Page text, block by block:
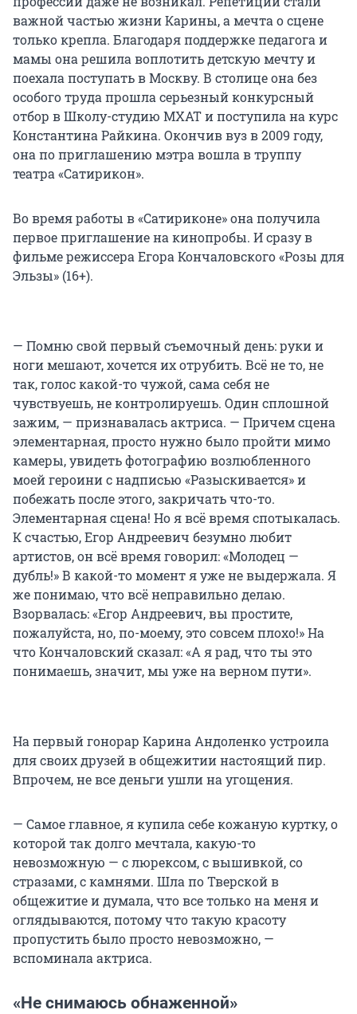
важной частью жизни Карины, а мечта о сцене
только крепла. Благодаря поддержке педагога и
мамы она решила воплотить детскую мечту и
поехала поступать в Москву. В столице она без
особого труда прошла серьезный конкурсный
отбор в Школу-студию МХАТ и поступила на курс
Константина Райкина. Окончив вуз в 2009 году,
она по приглашению мэтра вошла в труппу
театра «Сатирикон».
Во время работы в «Сатириконе» она получила
первое приглашение на кинопробы. И сразу в
фильме режиссера Егора Кончаловского «Розы для
Эльзы» (16+).
— Помню свой первый съемочный день: руки и
ноги мешают, хочется их отрубить. Всё не то, не
так, голос какой-то чужой, сама себя не
чувствуешь, не контролируешь. Один сплошной
зажим, — признавалась актриса. — Причем сцена
элементарная, просто нужно было пройти мимо
камеры, увидеть фотографию возлюбленного
моей героини с надписью «Разыскивается» и
побежать после этого, закричать что-то.
Элементарная сцена! Но я всё время спотыкалась.
К счастью, Егор Андреевич безумно любит
артистов, он всё время говорил: «Молодец —
дубль!» В какой-то момент я уже не выдержала. Я
же понимаю, что всё неправильно делаю.
Взорвалась: «Егор Андреевич, вы простите,
пожалуйста, но, по-моему, это совсем плохо!» На
что Кончаловский сказал: «А я рад, что ты это
понимаешь, значит, мы уже на верном пути».
На первый гонорар Карина Андоленко устроила
для своих друзей в общежитии настоящий пир.
Впрочем, не все деньги ушли на угощения.
— Самое главное, я купила себе кожаную куртку, о
которой так долго мечтала, какую-то
невозможную — с люрексом, с вышивкой, со
стразами, с камнями. Шла по Тверской в
общежитие и думала, что все только на меня и
оглядываются, потому что такую красоту
пропустить было просто невозможно, —
вспоминала актриса.
«Не снимаюсь обнаженной»